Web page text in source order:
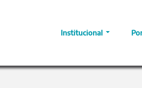
Institucional